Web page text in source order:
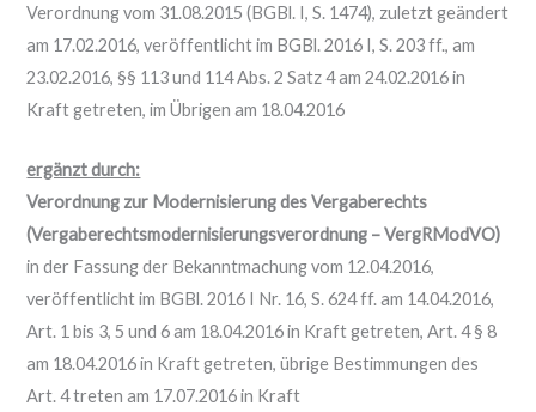
Verordnung vom 31.08.2015 (BGBl. I, S. 1474), zuletzt geändert
am 17.02.2016, veröffentlicht im BGBl. 2016 I, S. 203 ff., am
23.02.2016, §§ 113 und 114 Abs. 2 Satz 4 am 24.02.2016 in
Kraft getreten, im Übrigen am 18.04.2016
ergänzt durch:
Verordnung zur Modernisierung des Vergaberechts
(Vergaberechtsmodernisierungsverordnung – VergRModVO)
in der Fassung der Bekanntmachung vom 12.04.2016,
veröffentlicht im BGBl. 2016 I Nr. 16, S. 624 ff. am 14.04.2016,
Art. 1 bis 3, 5 und 6 am 18.04.2016 in Kraft getreten, Art. 4 § 8
am 18.04.2016 in Kraft getreten, übrige Bestimmungen des
Art. 4 treten am 17.07.2016 in Kraft